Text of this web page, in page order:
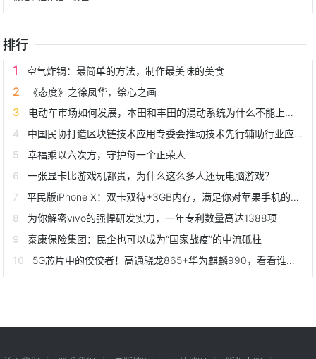
碗
排行
空气炸锅：最简单的方法，制作最美味的美食
《态度》之徐凤华，绘心之画
电动车市场如何发展，本田和丰田的混动系统为什么不能上绿牌？
中国民协打造区块链技术应用专委会推动技术先行辅助行业应用落地
幸福乘以六次方，守护每一个正荣人
一张显卡比游戏机都贵，为什么这么多人还玩电脑游戏？
平民版iPhone X：双卡双待+3GB内存，满足你对苹果手机的所有幻想
为你解密vivo的强悍研发实力，一年专利数量高达1388项
泰康保险集团：民企也可以成为“国家战疫”的中流砥柱
5G芯片中的佼佼者！高通骁龙865+华为麒麟990，看看谁最强？